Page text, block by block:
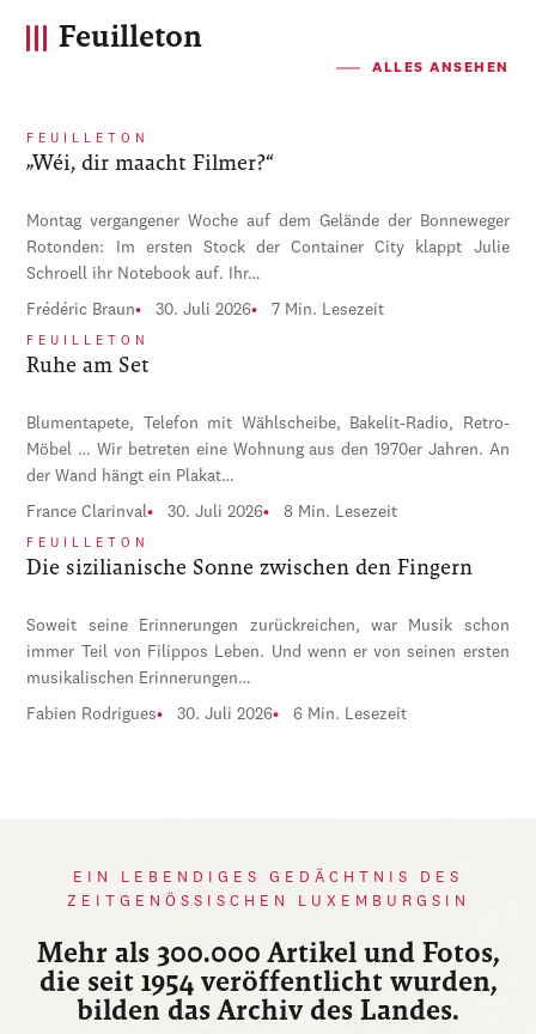
Feuilleton
ALLES ANSEHEN
FEUILLETON
„Wéi, dir maacht Filmer?“
Montag vergangener Woche auf dem Gelände der Bonneweger
Rotonden: Im ersten Stock der Container City klappt Julie
Schroell ihr Notebook auf. Ihr…
Frédéric Braun 30. Juli 2026 7 Min. Lesezeit
FEUILLETON
Ruhe am Set
Blumentapete, Telefon mit Wählscheibe, Bakelit-Radio, Retro-
Möbel … Wir betreten eine Wohnung aus den 1970er Jahren. An
der Wand hängt ein Plakat…
France Clarinval 30. Juli 2026 8 Min. Lesezeit
FEUILLETON
Die sizilianische Sonne zwischen den Fingern
Soweit seine Erinnerungen zurückreichen, war Musik schon
immer Teil von Filippos Leben. Und wenn er von seinen ersten
musikalischen Erinnerungen…
Fabien Rodrigues 30. Juli 2026 6 Min. Lesezeit
EIN LEBENDIGES GEDÄCHTNIS DES
ZEITGENÖSSISCHEN LUXEMBURGSIN
Mehr als 300.000 Artikel und Fotos,
die seit 1954 veröffentlicht wurden,
bilden das Archiv des Landes.